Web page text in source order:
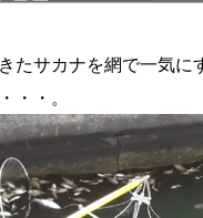
たサカナを網で一気に
・・。